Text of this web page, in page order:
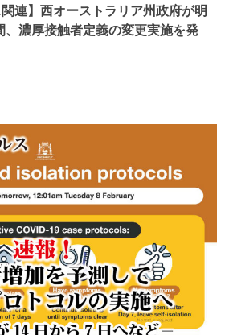
関連】西オーストラリア州政府が明
濃厚接触者定義の変更実施を発